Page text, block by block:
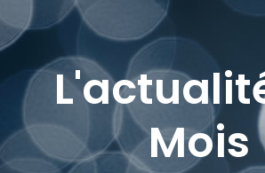
Mois